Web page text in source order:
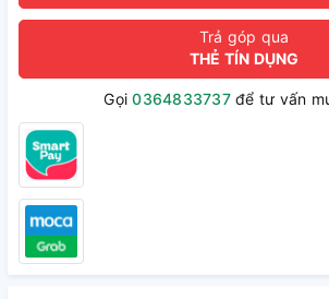
Trả góp qua
THẺ TÍN DỤNG
Gọi0364833737để tư vấn